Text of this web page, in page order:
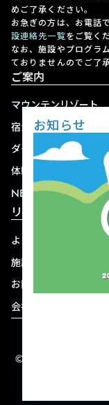
めご了承ください。
お急ぎの方は、お電話
設連絡先一覧をご覧く
なお、施設やプログラ
ておりませんのでご了
ご案内
マウンテンリゾート
宿泊
ダイニング
体験
NEWS
リゾート情報
よくある質問
施設連絡先一覧
お問い合わせ
会社概要
© 2004-2026 株
お知らせ